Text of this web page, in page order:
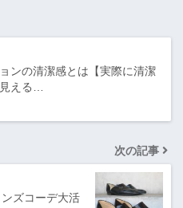
ンの清潔感とは【実際に清潔
える…
次の記事
ズコーデ大活